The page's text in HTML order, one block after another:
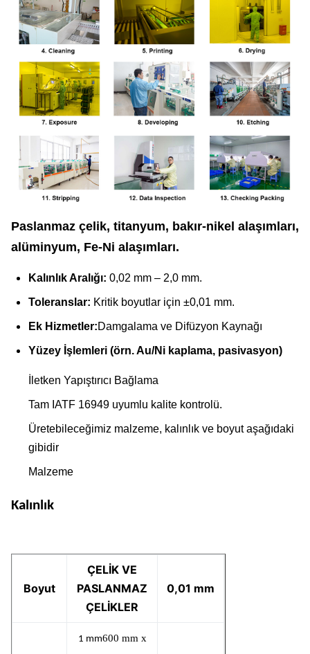
Paslanmaz çelik, titanyum, bakır-nikel alaşımları,
alüminyum, Fe-Ni alaşımları.
Kalınlık Aralığı: 0,02 mm – 2,0 mm.
Toleranslar: Kritik boyutlar için ±0,01 mm.
Ek Hizmetler:Damgalama ve Difüzyon Kaynağı
Yüzey İşlemleri (örn. Au/Ni kaplama, pasivasyon)
İletken Yapıştırıcı Bağlama
Tam IATF 16949 uyumlu kalite kontrolü.
Üretebileceğimiz malzeme, kalınlık ve boyut aşağıdaki
gibidir
Malzeme
Kalınlık
Boyut
ÇELİK VE
PASLANMAZ
ÇELİKLER
0,01 mm
1 mm600 mm x